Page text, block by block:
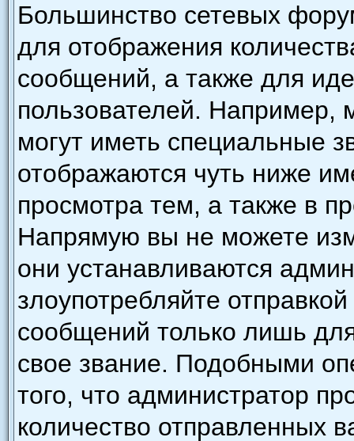
Большинство сетевых
для отображения
сообщений, а также для
пользователей. Например,
могут иметь специальные
отображаются чуть ниже
просмотра тем, а также в
Напрямую вы не можете
они устанавливаются
злоупотребляйте
сообщений только лишь
свое звание. Подобными
того, что администратор
количество отправленных